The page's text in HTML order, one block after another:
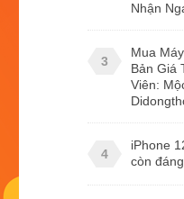
Nhận
3
Mua
Bản Giá
Viên:
4
iPhone
còn